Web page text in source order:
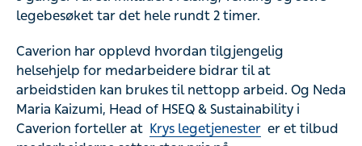
legebesøket tar det hele rundt 2 timer.
Caverion har opplevd hvordan tilgjengelig helsehjelp for
medarbeidere bidrar til at arbeidstiden kan brukes til
nettopp arbeid. Og Neda Maria Kaizumi, Head of HSEQ
& Sustainability i Caverion forteller at Krys legetjenester
er et tilbud medarbeiderne setter stor pris på.